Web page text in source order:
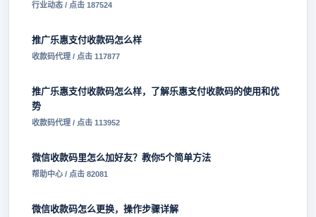
行业动态 / 点击 187524
推广乐惠支付收款码怎么样
收款码代理 / 点击 117877
推广乐惠支付收款码怎么样，了解乐惠支付收款码的使用和优
势
收款码代理 / 点击 113952
微信收款码里怎么加好友？教你5个简单方法
帮助中心 / 点击 82081
微信收款码怎么更换，操作步骤详解